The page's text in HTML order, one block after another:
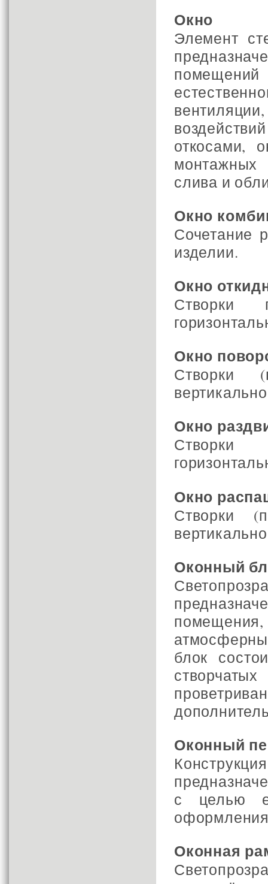
Окно
Элемент
откосами,
слива и
Окно
Сочетание
изделии.
Окно
Створки
Окно
Створки
Окно
Окно
Створки
Оконный
блок
Оконный
с целью
Оконная